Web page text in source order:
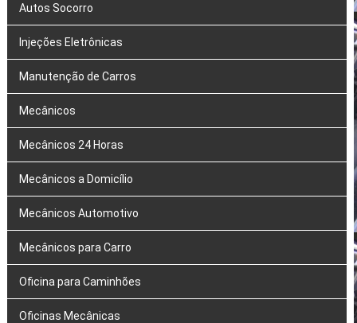
Autos Socorro
Injeções Eletrônicas
Manutenção de Carros
Mecânicos
Mecânicos 24 Horas
Mecânicos a Domicílio
Mecânicos Automotivo
Mecânicos para Carro
Oficina para Caminhões
Oficinas Mecânicas